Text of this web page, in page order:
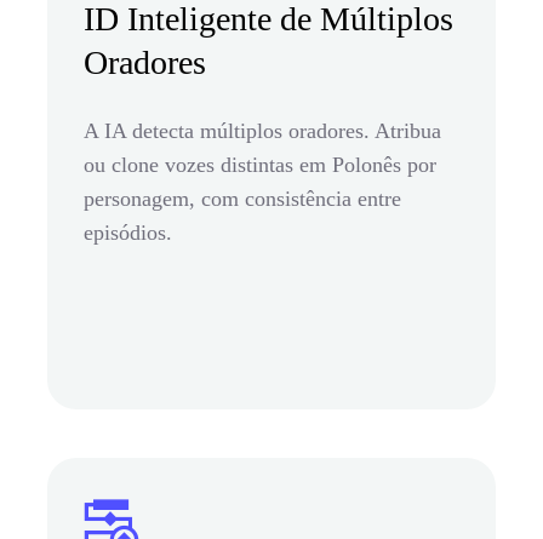
ID Inteligente de Múltiplos
Oradores
A IA detecta múltiplos oradores. Atribua
ou clone vozes distintas em Polonês por
personagem, com consistência entre
episódios.